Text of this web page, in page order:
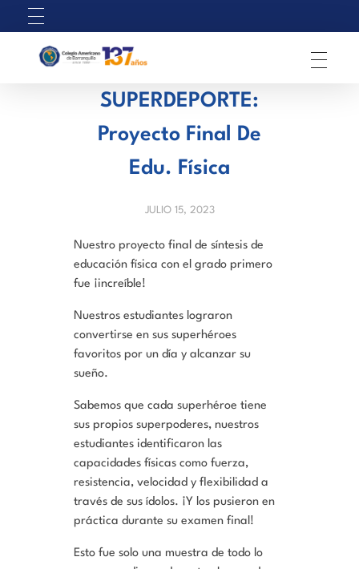
SUPERDEPORTE:
Proyecto Final De
Edu. Física
JULIO 15, 2023
Nuestro proyecto final de síntesis de
educación física con el grado primero
fue ¡increíble!
Nuestros estudiantes lograron
convertirse en sus superhéroes
favoritos por un día y alcanzar su
sueño.
Sabemos que cada superhéroe tiene
sus propios superpoderes, nuestros
estudiantes identificaron las
capacidades físicas como fuerza,
resistencia, velocidad y flexibilidad a
través de sus ídolos. ¡Y los pusieron en
práctica durante su examen final!
Esto fue solo una muestra de todo lo